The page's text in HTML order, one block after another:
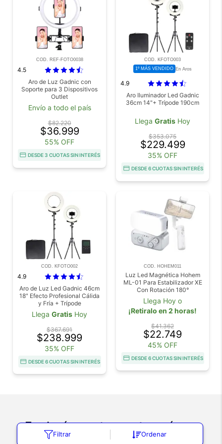
Filtrar Ordenar
COD. REF-FOTO0038
4.5
Aro de Luz Gadnic con
Soporte para 3 Dispositivos
Outlet
Envío a todo el país
$82.220
$36.999
55% OFF
DESDE 3 CUOTAS SIN INTERÉS
COD. KFOTO003
1º MÁS VENDIDO En Aros
4.9
Aro Iluminador Led Gadnic
36cm 14"+ Trípode 190cm
Llega Gratis Hoy
$353.075
$229.499
35% OFF
DESDE 6 CUOTAS SIN INTERÉS
COD. KFOTO002
4.9
Aro de Luz Led Gadnic 46cm
18" Efecto Profesional Cálida
y Fría + Trípode
Llega Gratis Hoy
$367.691
$238.999
35% OFF
DESDE 6 CUOTAS SIN INTERÉS
COD. HOHEM011
Luz Led Magnética Hohem
ML-01 Para Estabilizador XE
Con Rotación 180°
Llega Hoy o
¡Retiralo en 2 horas!
$41.362
$22.749
45% OFF
DESDE 6 CUOTAS SIN INTERÉS
Explorá nuestras categorías
Bastones / Palos Selfie Cámaras Deportivas